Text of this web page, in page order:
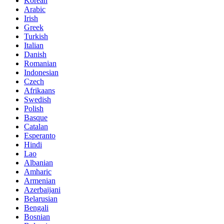
Arabic
Irish
Greek
Turkish
Italian
Danish
Romanian
Indonesian
Czech
Afrikaans
Swedish
Polish
Basque
Catalan
Esperanto
Hindi
Lao
Albanian
Amharic
Armenian
Azerbaijani
Belarusian
Bengali
Bosnian